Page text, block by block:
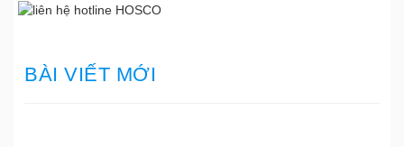
Tin
BÀI VIẾT MỚI